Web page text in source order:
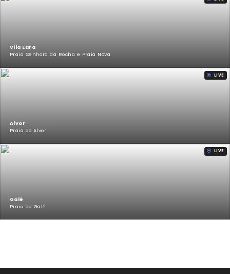
Vila Lara
Praia Senhora da Rocha e Praia Nova
LIVE
Alvor
Praia do Alvor
LIVE
Galé
Praia da Galé